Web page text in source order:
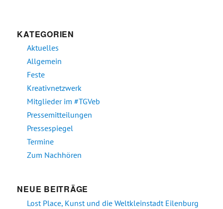
KATEGORIEN
Aktuelles
Allgemein
Feste
Kreativnetzwerk
Mitglieder im #TGVeb
Pressemitteilungen
Pressespiegel
Termine
Zum Nachhören
NEUE BEITRÄGE
Lost Place, Kunst und die Weltkleinstadt Eilenburg